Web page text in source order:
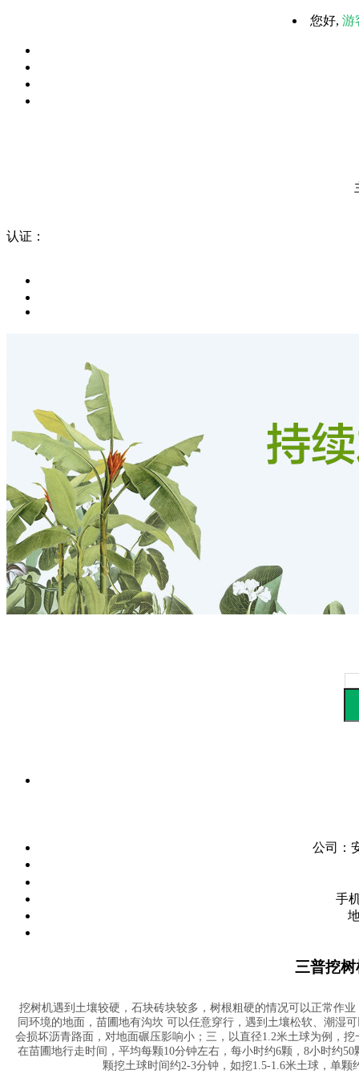
您好, 游
认证：
公司：
手
三普挖
挖树机遇到土壤较硬，石块砖块较多，树根粗硬的情况可以正常作
同环境的地面，苗圃地有沟坎 可以任意穿行，遇到土壤松软、潮湿
会损坏沥青路面，对地面碾压影响小；三，以直径1.2米土球为例，
在苗圃地行走时间，平均每颗10分钟左右，每小时约6颗，8小时约
颗挖土球时间约2-3分钟，如挖1.5-1.6米土球，单颗